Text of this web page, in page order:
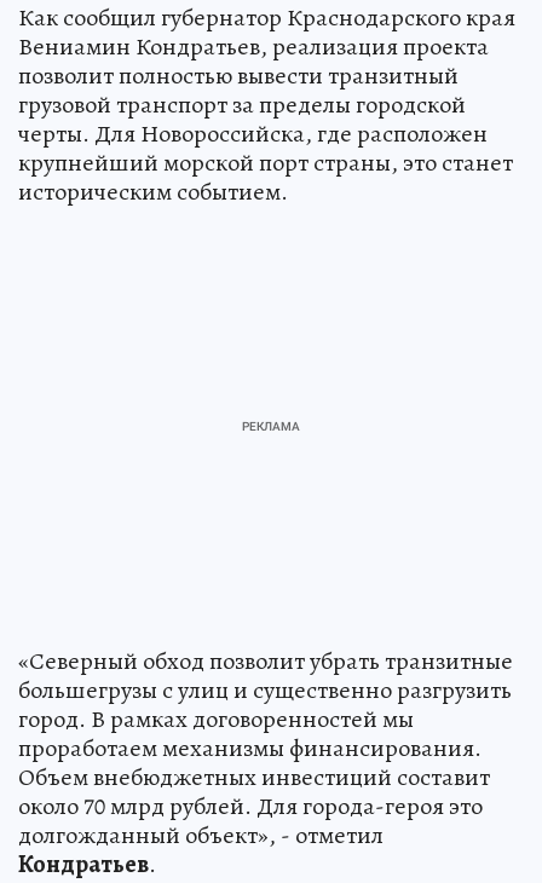
Как сообщил губернатор Краснодарского края
Вениамин Кондратьев, реализация проекта
позволит полностью вывести транзитный
грузовой транспорт за пределы городской
черты. Для Новороссийска, где расположен
крупнейший морской порт страны, это станет
историческим событием.
«Северный обход позволит убрать транзитные
большегрузы с улиц и существенно разгрузить
город. В рамках договоренностей мы
проработаем механизмы финансирования.
Объем внебюджетных инвестиций составит
около 70 млрд рублей. Для города-героя это
долгожданный объект», - отметил
Кондратьев.